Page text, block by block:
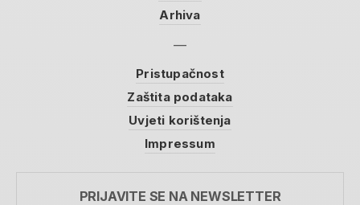
Arhiva
Pristupačnost
Zaštita podataka
Uvjeti korištenja
Impressum
PRIJAVITE SE NA NEWSLETTER